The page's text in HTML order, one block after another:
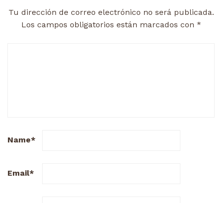
Tu dirección de correo electrónico no será publicada.
Los campos obligatorios están marcados con *
Name*
Email*